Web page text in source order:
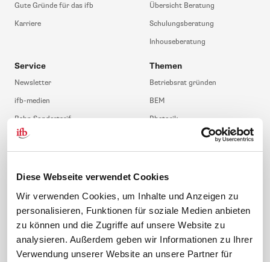
Diese Webseite verwendet Cookies
Wir verwenden Cookies, um Inhalte und Anzeigen zu
personalisieren, Funktionen für soziale Medien anbieten
zu können und die Zugriffe auf unsere Website zu
analysieren. Außerdem geben wir Informationen zu Ihrer
Verwendung unserer Website an unsere Partner für
Gute Gründe für das ifb
Karriere
Übersicht Beratung
Schulungsberatung
Inhouseberatung
Service
Newsletter
ifb-medien
Bahn Sondertarif
meinifb
Downloads & Formulare
FAQ
ifb-App Betriebsrat360
Themen
Betriebsrat gründen
BEM
Rhetorik
SBV-Wahl
JAV-Wahl
News. Wissen. Themen.
Lexikon
Folgen Sie uns
Sicherheit durch geprüfte